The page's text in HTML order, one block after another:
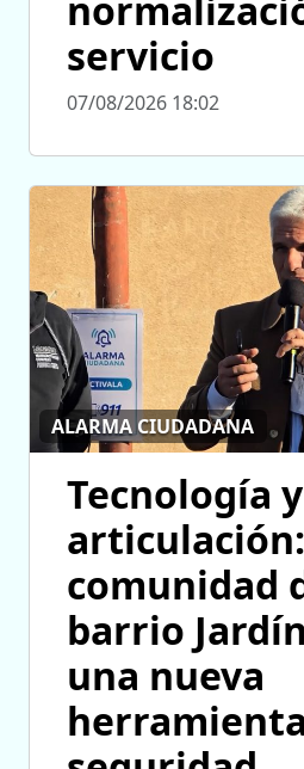
servicio
07/08/2026 18:02
ALARMA CIUDADANA
Tecnología y
comunidad
barrio
una nueva